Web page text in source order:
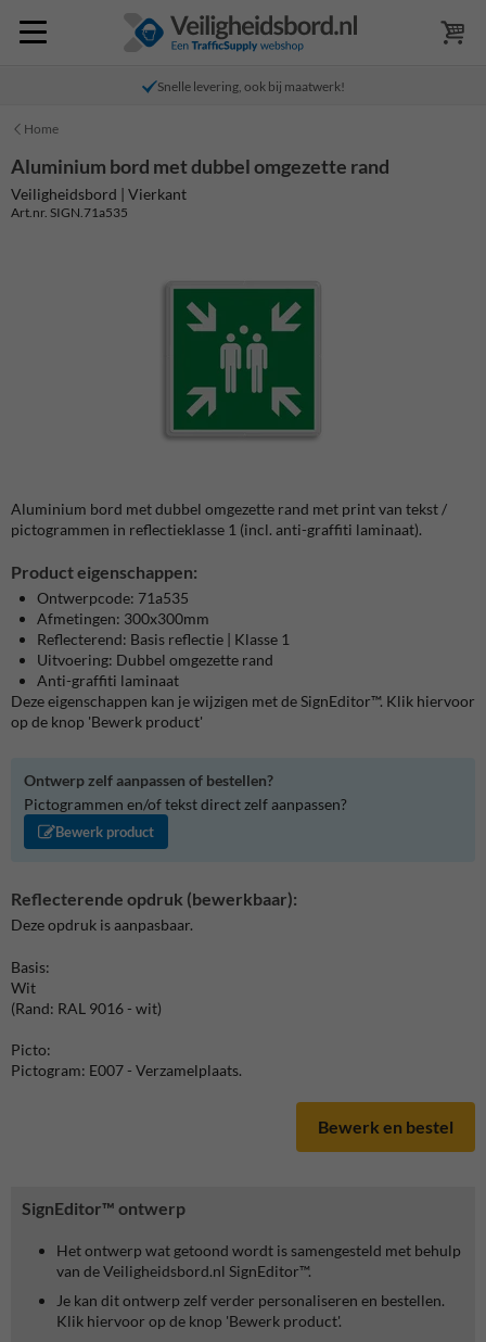
Snelle levering, ook bij maatwerk!
Home
SignEditor™ ontwerp
Het ontwerp wat getoond wordt is samengesteld met behulp
van de Veiligheidsbord.nl SignEditor™.
Je kan dit ontwerp zelf verder personaliseren en bestellen.
Klik hiervoor op de knop 'Bewerk product'.
Aluminium bord met dubbel omgezette rand
Veiligheidsbord | Vierkant
Art.nr. SIGN.71a535
Aluminium bord met dubbel omgezette rand met print van tekst /
pictogrammen in reflectieklasse 1 (incl. anti-graffiti laminaat).
Product eigenschappen:
Ontwerpcode: 71a535
Afmetingen: 300x300mm
Reflecterend: Basis reflectie | Klasse 1
Uitvoering: Dubbel omgezette rand
Anti-graffiti laminaat
Deze eigenschappen kan je wijzigen met de SignEditor™. Klik hiervoor
op de knop 'Bewerk product'
Ontwerp zelf aanpassen of bestellen?
Pictogrammen en/of tekst direct zelf aanpassen?
Bewerk product
Reflecterende opdruk (bewerkbaar):
Deze opdruk is aanpasbaar.
Basis:
Wit
(Rand: RAL 9016 - wit)
Picto:
Pictogram: E007 - Verzamelplaats.
Bewerk en bestel